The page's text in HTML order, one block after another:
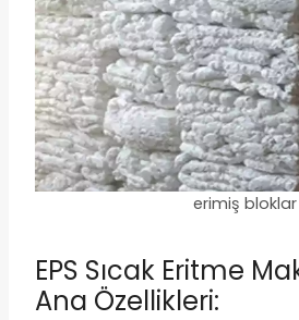
erimiş bloklar
EPS Sıcak Eritme
Ana Özellikleri: